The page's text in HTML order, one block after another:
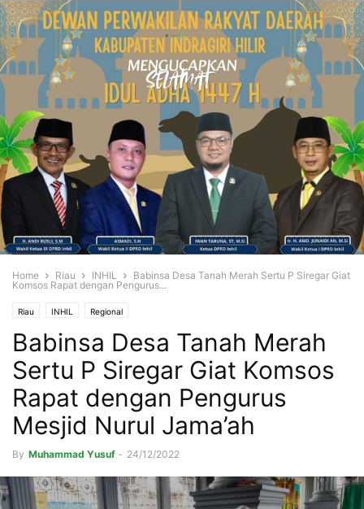
Home Riau INHIL
Babinsa Desa Tanah Merah Sertu P Siregar Giat
Komsos Rapat dengan Pengurus...
Riau INHIL Regional
Babinsa Desa Tanah Merah
Sertu P Siregar Giat Komsos
Rapat dengan Pengurus
Mesjid Nurul Jama’ah
By Muhammad Yusuf - 24/12/2022